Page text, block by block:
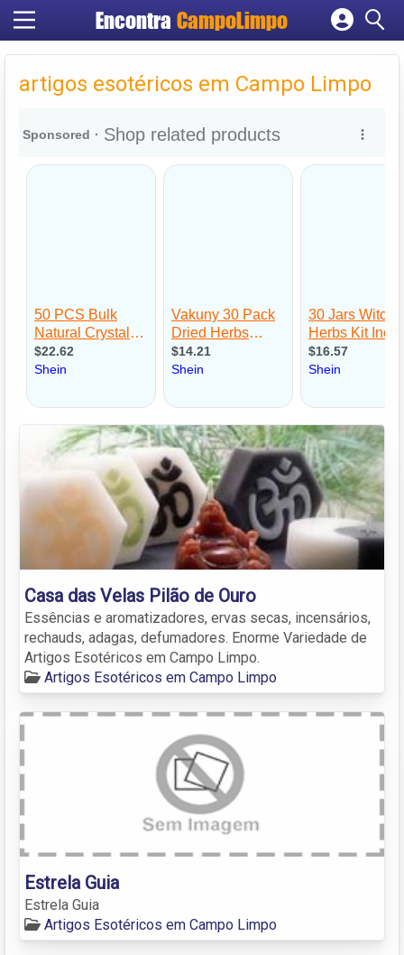
Encontra CampoLimpo
Cadastrar empresa
Criar conta
artigos esotéricos em Campo Limpo
Casa das Velas Pilão de Ouro
Essências e aromatizadores, ervas secas, incensários,
rechauds, adagas, defumadores. Enorme Variedade de
Artigos Esotéricos em Campo Limpo.
Artigos Esotéricos em Campo Limpo
Estrela Guia
Estrela Guia
Artigos Esotéricos em Campo Limpo